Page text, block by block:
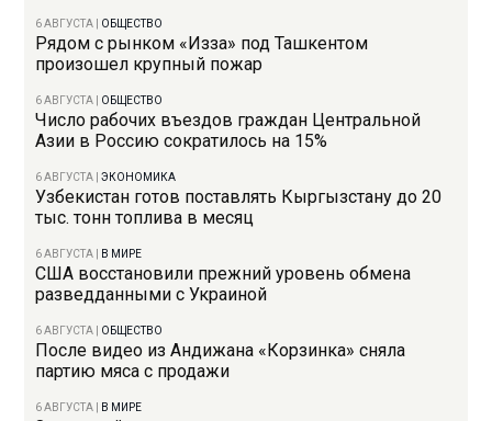
6 АВГУСТА ОБЩЕСТВО
Рядом с рынком «Изза» под Ташкентом
произошел крупный пожар
6 АВГУСТА ОБЩЕСТВО
Число рабочих въездов граждан Центральной
Азии в Россию сократилось на 15%
6 АВГУСТА |ЭКОНОМИКА
Узбекистан готов поставлять Кыргызстану до 20
тыс. тонн топлива в месяц
6 АВГУСТА В МИРЕ
США восстановили прежний уровень обмена
разведданными с Украиной
6 АВГУСТА ОБЩЕСТВО
После видео из Андижана «Корзинка» сняла
партию мяса с продажи
6 АВГУСТА В МИРЕ